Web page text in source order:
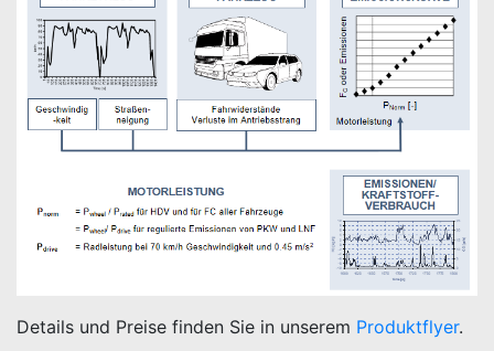
Details und Preise finden Sie in unserem Produktflyer.